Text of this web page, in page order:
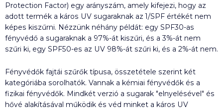
Protection Factor) egy arányszám, amely kifejezi, hogy az
adott termék a káros UV sugaraknak az 1/SPF értékét nem
képes kiszűrni. Nézzünk néhány példát: egy SPF30-as
fényvédő a sugaraknak a 97%-át kiszűri, és a 3%-át nem
szűri ki, egy SPF50-es az UV 98%-át szűri ki, és a 2%-át nem.
Fényvédők fajtái szűrők típusa, összetétele szerint két
kategóriába sorolhatók. Vannak a kémiai fényvédők és a
fizikai fényvédők. Mindkét verzió a sugarak "elnyelésével" és
hővé alakításával működik és véd minket a káros UV